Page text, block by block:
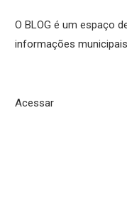
O BLOG é um espaço
informações
Acessar